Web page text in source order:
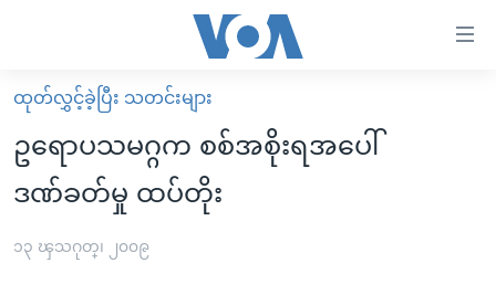
လွယ်ကူ
စေ
သည့်
များ
မူလစာမျက်နှာ
မြန်မာ
ကမ္ဘာ့သတင်းများ
ထုတ်လွှင့်ခဲ့ပြီး သတင်းများ
ဥရောပသမဂ္ဂက စစ်အစိုးရအပေါ်
ဒဏ်ခတ်မှု ထပ်တိုး
၁၃ ၾသဂုတ္၊ ၂၀၀၉